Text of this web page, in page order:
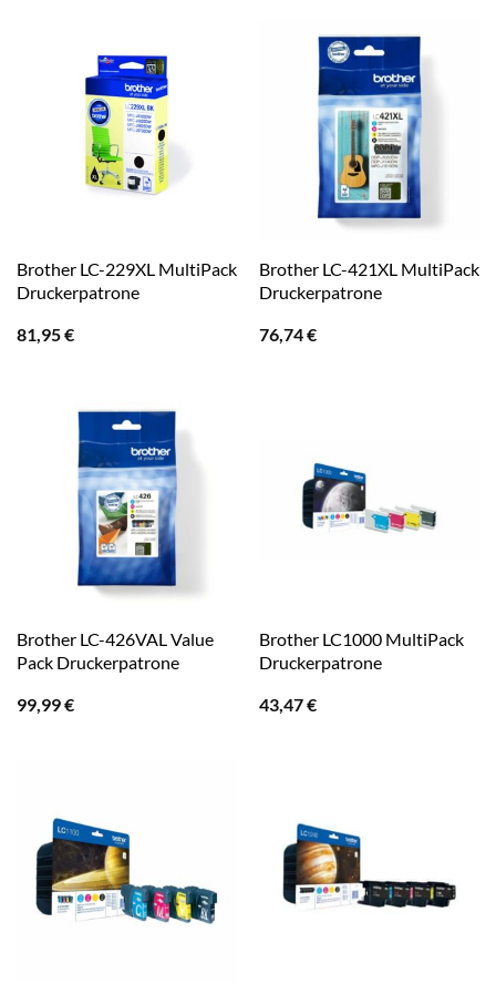
Brother LC-229XL MultiPack
Druckerpatrone
81,95€
Brother LC-421XL MultiPack
Druckerpatrone
76,74€
Brother LC-426VAL Value
Pack Druckerpatrone
99,99€
Brother LC1000 MultiPack
Druckerpatrone
43,47€